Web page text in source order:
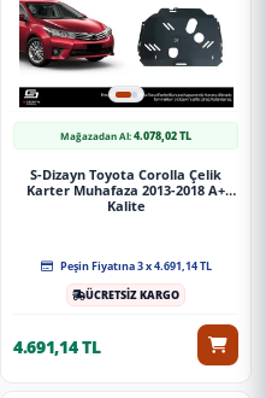
Mağazadan Al:4.078,02 TL
S-Dizayn Toyota Corolla Çelik
Karter Muhafaza 2013-2018 A+
Kalite
Peşin Fiyatına 3 x 4.691,14 TL
ÜCRETSİZ KARGO
4.691,14 TL